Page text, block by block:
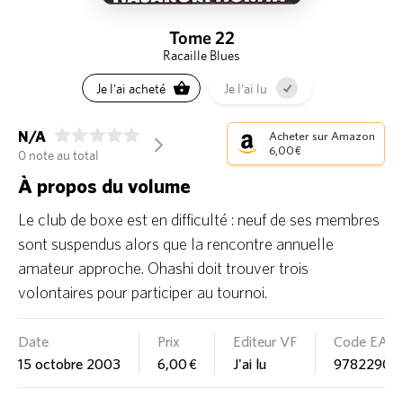
Tome 22
Racaille Blues
Je l'ai acheté Je l'ai lu
N/A
0 note au total
arrow_forward_ios
Acheter sur Amazon
6,00 €
À propos du volume
Le club de boxe est en difficulté : neuf de ses membres
sont suspendus alors que la rencontre annuelle
amateur approche. Ohashi doit trouver trois
volontaires pour participer au tournoi.
Date
15 octobre 2003
Prix
6,00 €
Editeur VF
J'ai lu
Code EAN